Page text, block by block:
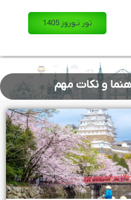
تور نـوروز 1405
و نکات مهم